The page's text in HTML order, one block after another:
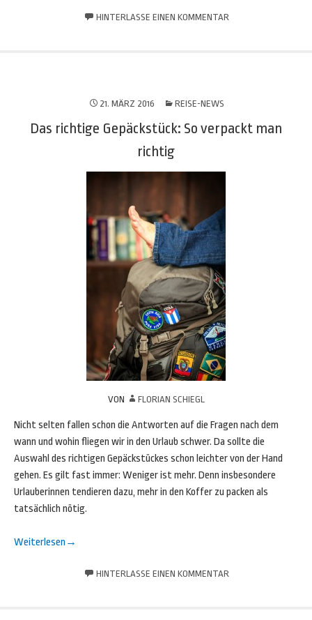
HINTERLASSE EINEN KOMMENTAR
21. MÄRZ 2016 REISE-NEWS
Das richtige Gepäckstück: So verpackt man
richtig
VON FLORIAN SCHIEGL
Nicht selten fallen schon die Antworten auf die Fragen nach dem
wann und wohin fliegen wir in den Urlaub schwer. Da sollte die
Auswahl des richtigen Gepäckstückes schon leichter von der Hand
gehen. Es gilt fast immer: Weniger ist mehr. Denn insbesondere
Urlauberinnen tendieren dazu, mehr in den Koffer zu packen als
tatsächlich nötig.
Weiterlesen →
HINTERLASSE EINEN KOMMENTAR